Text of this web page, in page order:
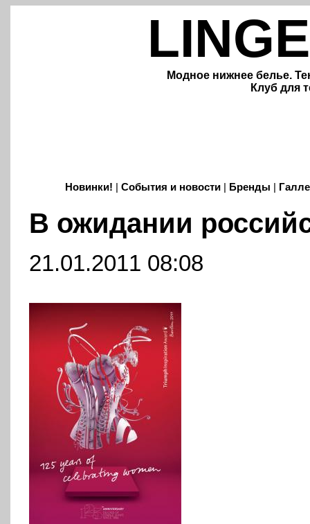
Модное нижнее белье.
Клуб для
Новинки! События и новости| Бренды
В ожидании
21.01.2011 08:08